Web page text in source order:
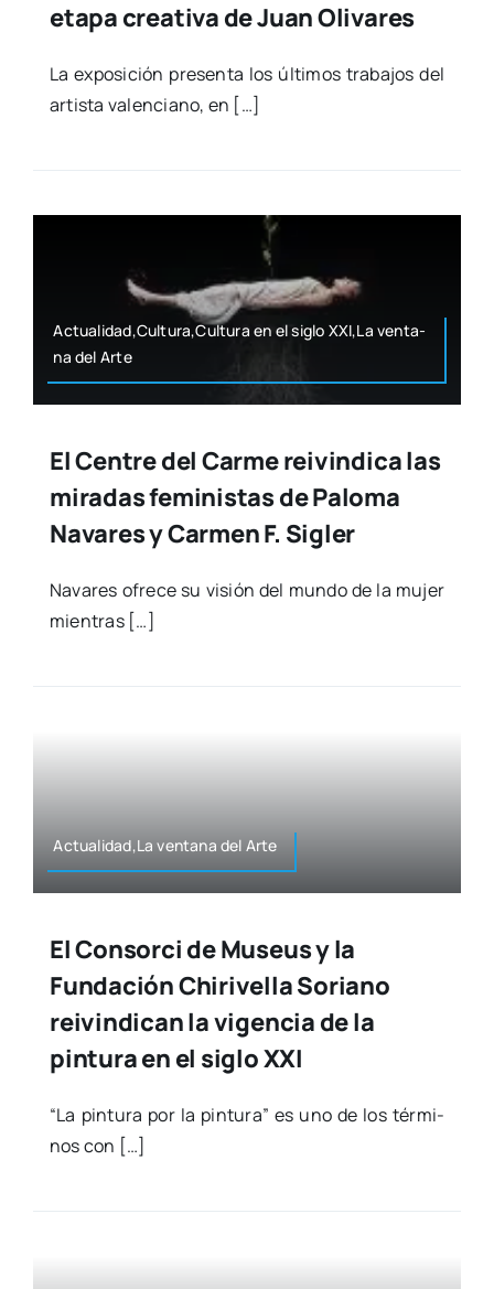
etapa creativa de Juan Olivares
La expo­si­ción pre­sen­ta los últi­mos tra­ba­jos del
artis­ta valen­ciano, en […]
Actualidad,Cultura,Cultura en el siglo XXI,La ven­ta­
na del Arte
El Centre del Carme reivindica las
miradas feministas de Paloma
Navares y Carmen F. Sigler
Nava­res ofre­ce su visión del mun­do de la mujer
mien­tras […]
Actualidad,La ven­ta­na del Arte
El Consorci de Museus y la
Fundación Chirivella Soriano
reivindican la vigencia de la
pintura en el siglo XXI
“La pin­tu­ra por la pin­tu­ra” es uno de los tér­mi­
nos con […]